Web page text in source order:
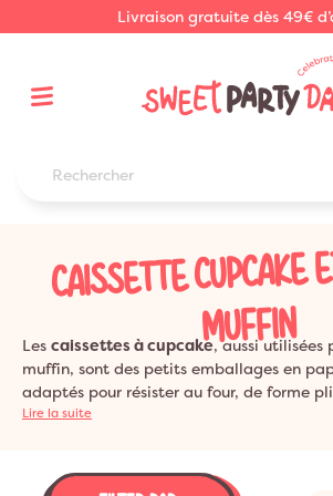
Livraison gratuite dès 49€
CAISSETTE CUPCAKE
MUFFIN
Les caissettes à cupcake, aussi utilisées
muffin, sont des petits emballages en
adaptés pour résister au four, de forme
couleurs et motifs variés, idéals pour
pour réaliser facilement vos petits
Lire la suite